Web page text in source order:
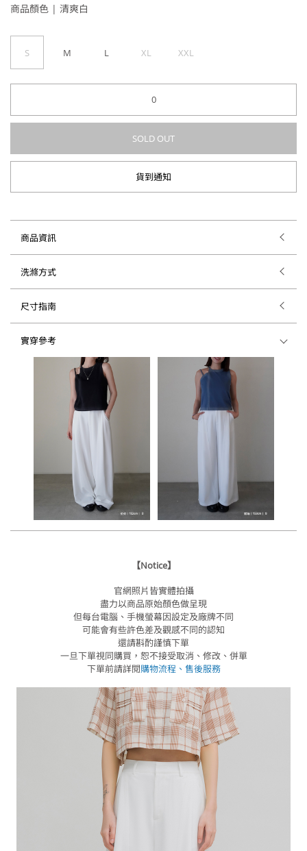
商品顏色 | 清爽白
S M L XL XXL
SOLD OUT
貨到通知
商品資訊
洗滌方式
尺寸指南
實穿參考
【Notice】
官網照片皆實體拍攝
盡力以商品原始顏色做呈現
但每台電腦、手機螢幕因設定及廠牌不同
可能會有些許色差及觀感不同的認知
還請斟酌謹慎下單
一旦下單視同購買，恕不接受取消、修改、併單
下單前請詳閱購物流程 、售後服務